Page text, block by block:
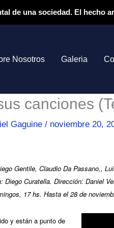
de una sociedad. El hecho
Nosotros Galeria
canciones
Gaguine / noviembre 20,
Gentile, Claudio Da Passano,,
Curatella. Dirección: Daniel
17 hs. Hasta el 28 de
y están a punto de